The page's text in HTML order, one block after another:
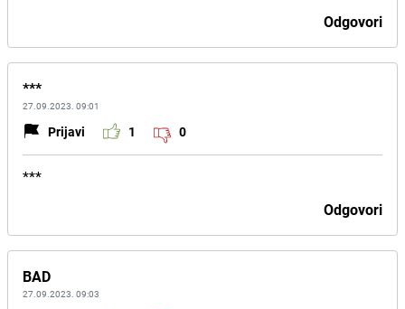
Odgovori
***
27.09.2023. 09:01
Prijavi 1 0
***
Odgovori
BAD
27.09.2023. 09:03